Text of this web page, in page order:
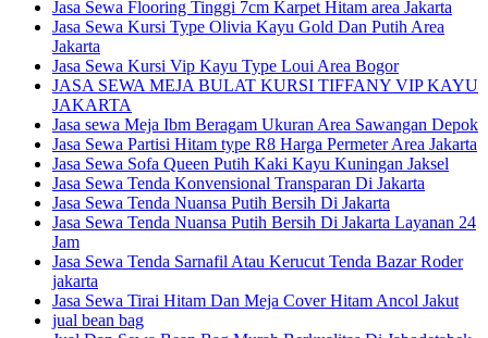
Jasa Sewa Flooring Tinggi 7cm Karpet Hitam area Jakarta
Jasa Sewa Kursi Type Olivia Kayu Gold Dan Putih Area
Jakarta
Jasa Sewa Kursi Vip Kayu Type Loui Area Bogor
JASA SEWA MEJA BULAT KURSI TIFFANY VIP KAYU
JAKARTA
Jasa sewa Meja Ibm Beragam Ukuran Area Sawangan Depok
Jasa Sewa Partisi Hitam type R8 Harga Permeter Area Jakarta
Jasa Sewa Sofa Queen Putih Kaki Kayu Kuningan Jaksel
Jasa Sewa Tenda Konvensional Transparan Di Jakarta
Jasa Sewa Tenda Nuansa Putih Bersih Di Jakarta
Jasa Sewa Tenda Nuansa Putih Bersih Di Jakarta Layanan 24
Jam
Jasa Sewa Tenda Sarnafil Atau Kerucut Tenda Bazar Roder
jakarta
Jasa Sewa Tirai Hitam Dan Meja Cover Hitam Ancol Jakut
jual bean bag